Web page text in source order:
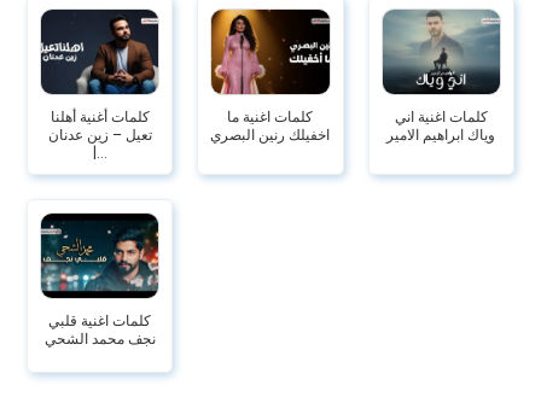
كلمات أغنية أهلنا
تعيل – زين عدنان
|...
كلمات اغنية ما
اخفيلك رنين البصري
كلمات اغنية اني
وياك ابراهيم الامير
كلمات اغنية قلبي
نجف محمد الشحي